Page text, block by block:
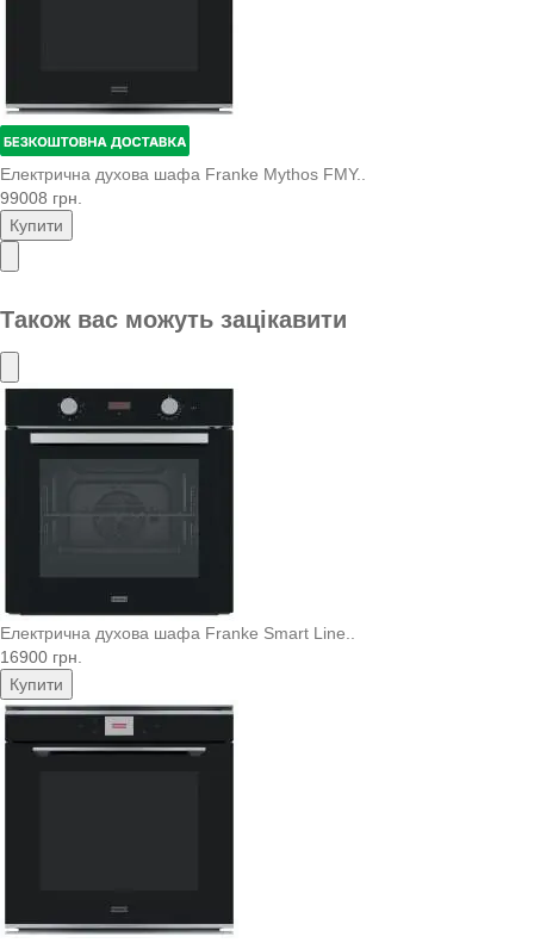
Електрична духова шафа Franke Mythos FMY..
99008 грн.
Купити
Також вас можуть зацікавити
Електрична духова шафа Franke Smart Line..
16900 грн.
Купити